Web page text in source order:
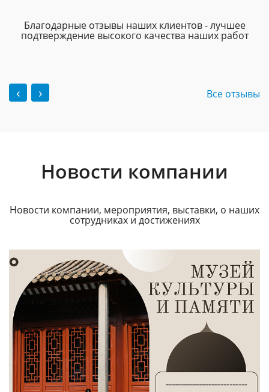
Благодарные отзывы наших клиентов - лучшее
подтверждение высокого качества наших работ
‹ › Все отзывы
Новости компании
Новости компании, мероприятия, выставки, о наших
сотрудниках и достижениях